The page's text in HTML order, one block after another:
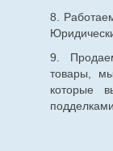
8.
9.
товары,
которые